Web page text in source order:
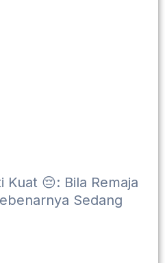
Kuat 😔: Bila Remaja
Sedang